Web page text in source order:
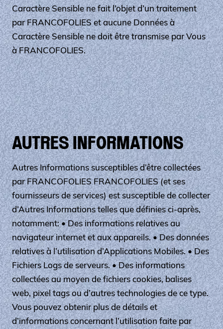
Caractère Sensible ne fait l’objet d’un traitement
par FRANCOFOLIES et aucune Données à
Caractère Sensible ne doit être transmise par Vous
à FRANCOFOLIES.
AUTRES INFORMATIONS
Autres Informations susceptibles d’être collectées
par FRANCOFOLIES FRANCOFOLIES (et ses
fournisseurs de services) est susceptible de collecter
d’Autres Informations telles que définies ci-après,
notamment: • Des informations relatives au
navigateur internet et aux appareils. • Des données
relatives à l’utilisation d’Applications Mobiles. • Des
Fichiers Logs de serveurs. • Des informations
collectées au moyen de fichiers cookies, balises
web, pixel tags ou d’autres technologies de ce type.
Vous pouvez obtenir plus de détails et
d’informations concernant l’utilisation faite par